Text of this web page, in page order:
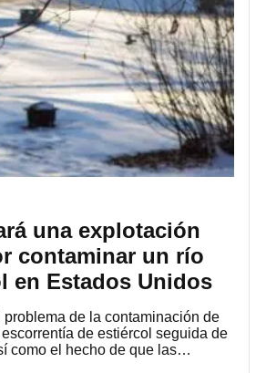
una explotación
contaminar un río
en Estados Unidos
de la contaminación de
de estiércol seguida de
como el hecho de que las…